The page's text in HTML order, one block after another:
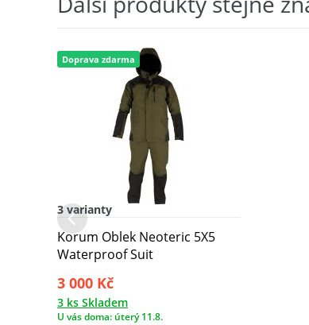
Doprava zdarma
3 varianty
Korum Oblek Neoteric 5X5
Waterproof Suit
3 000 Kč
3 ks Skladem
U vás doma: úterý 11.8.